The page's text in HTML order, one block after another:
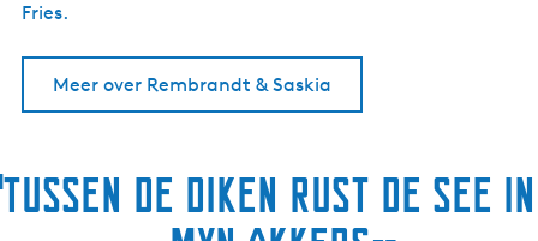
Fries.
Meer over Rembrandt & Saskia
Tussen de diken rust de see in